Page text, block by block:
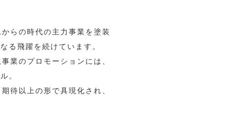
らの時代の主力事業を塗装
る飛躍を続けています。
業のプロモーションには、
。
待以上の形で具現化され、